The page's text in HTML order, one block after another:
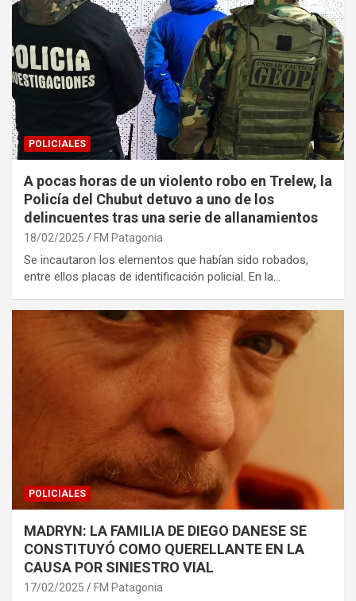
POLICIALES
A pocas horas de un violento robo en Trelew, la
Policía del Chubut detuvo a uno de los
delincuentes tras una serie de allanamientos
18/02/2025 FM Patagonia
Se incautaron los elementos que habían sido robados,
entre ellos placas de identificación policial. En la…
POLICIALES
MADRYN: LA FAMILIA DE DIEGO DANESE SE
CONSTITUYÓ COMO QUERELLANTE EN LA
CAUSA POR SINIESTRO VIAL
17/02/2025 FM Patagonia